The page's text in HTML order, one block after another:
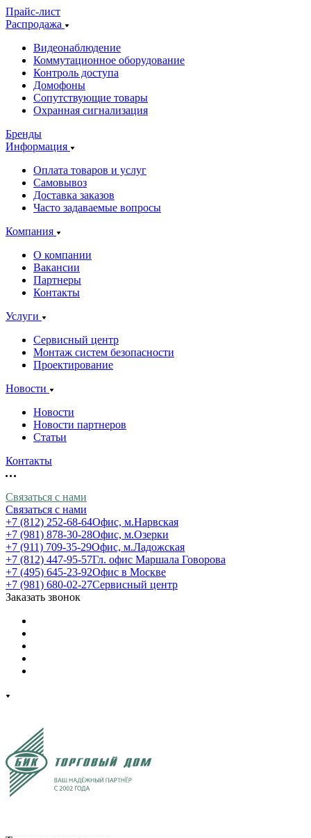
Прайс-лист
Распродажа
Видеонаблюдение
Коммутационное оборудование
Контроль доступа
Домофоны
Сопутствующие товары
Охранная сигнализация
Бренды
Информация
Оплата товаров и услуг
Самовывоз
Доставка заказов
Часто задаваемые вопросы
Компания
О компании
Вакансии
Партнеры
Контакты
Услуги
Сервисный центр
Монтаж систем безопасности
Проектирование
Новости
Новости
Новости партнеров
Статьи
Контакты
Связаться с нами
Связаться с нами
+7 (812) 252-68-64Офис, м.Нарвская
+7 (981) 878-30-28Офис, м.Озерки
+7 (911) 709-35-29Офис, м.Ладожская
+7 (812) 447-95-57Гл. офис Маршала Говорова
+7 (495) 645-23-92Офис в Москве
+7 (981) 680-02-27Сервисный центр
Заказать звонок